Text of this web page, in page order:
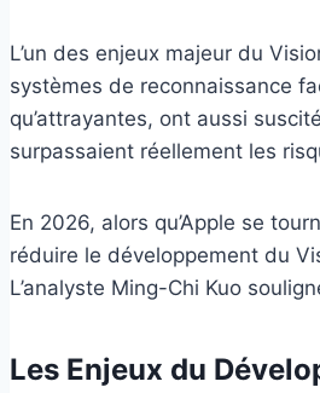
L’un des enjeux majeur du
systèmes de reconnaissance
qu’attrayantes, ont aussi
surpassaient réellement les
En 2026, alors qu’Apple se
réduire le développement du
L’analyste Ming-Chi Kuo
Les Enjeux du